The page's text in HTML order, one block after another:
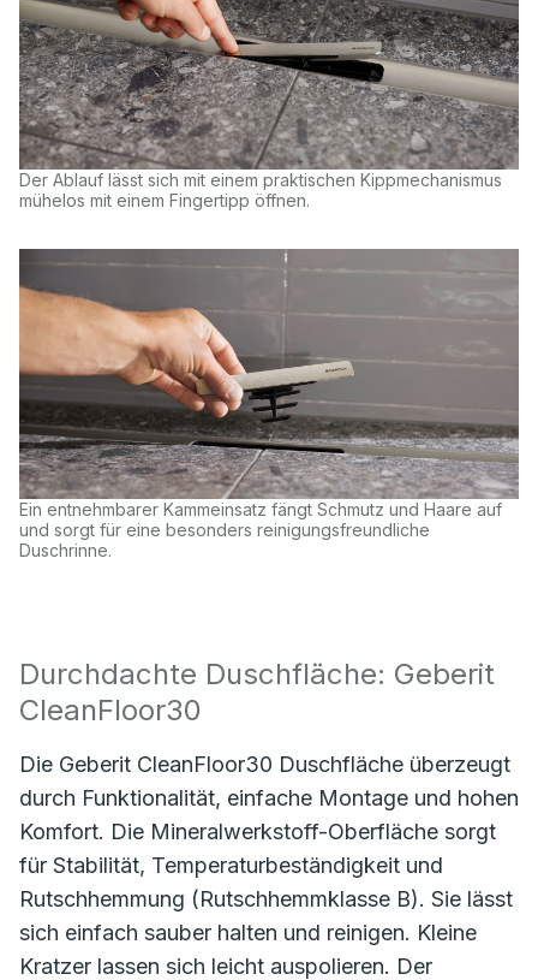
Der Ablauf lässt sich mit einem praktischen Kippmechanismus
mühelos mit einem Fingertipp öffnen.
Ein entnehmbarer Kammeinsatz fängt Schmutz und Haare auf
und sorgt für eine besonders reinigungsfreundliche
Duschrinne.
Durchdachte Duschfläche: Geberit
CleanFloor30
Die Geberit CleanFloor30 Duschfläche überzeugt
durch Funktionalität, einfache Montage und hohen
Komfort. Die Mineralwerkstoff-Oberfläche sorgt
für Stabilität, Temperaturbeständigkeit und
Rutschhemmung (Rutschhemmklasse B). Sie lässt
sich einfach sauber halten und reinigen. Kleine
Kratzer lassen sich leicht auspolieren. Der